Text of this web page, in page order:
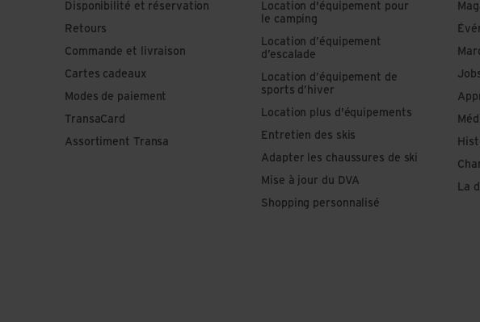
Disponibilité et réservation
Retours
Commande et livraison
Cartes cadeaux
Modes de paiement
TransaCard
Assortiment Transa
Location d'équipement pour
le camping
Location d’équipement
d’escalade
Location d’équipement de
sports d’hiver
Location plus d'équipements
Entretien des skis
Adapter les chaussures de ski
Mise à jour du DVA
Shopping personnalisé
La